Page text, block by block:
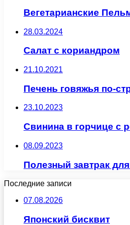
Вегетарианские
28.03.2024
Салат с кориандром
21.10.2021
Печень говяжья по-
23.10.2023
Свинина в горчице с
08.09.2023
Полезный завтрак
Последние записи
07.08.2026
Японский бисквит